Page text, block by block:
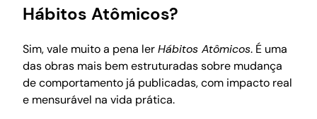
Hábitos Atômicos?
Sim, vale muito a pena lerHábitos Atômicos. É uma
das obras mais bem estruturadas sobre mudança
de comportamento já publicadas, com impacto real
e mensurável na vida prática.